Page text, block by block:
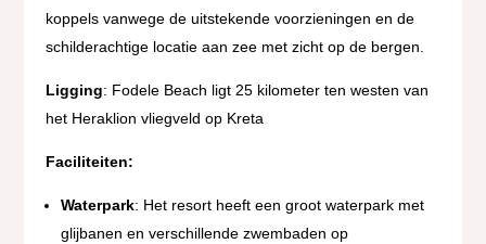
koppels vanwege de uitstekende voorzieningen en de
schilderachtige locatie aan zee met zicht op de bergen.
Ligging: Fodele Beach ligt 25 kilometer ten westen van
het Heraklion vliegveld op Kreta
Faciliteiten:
Waterpark: Het resort heeft een groot waterpark met
glijbanen en verschillende zwembaden op